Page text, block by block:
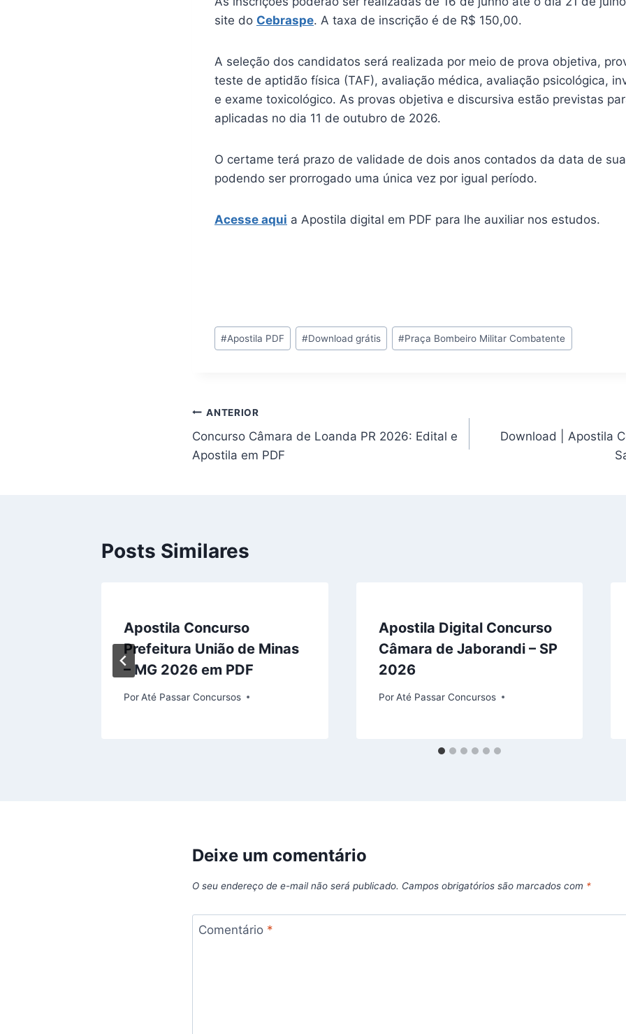
site do Cebraspe. A taxa de inscrição é de R$ 150,00.
A seleção dos candidatos será realizada por meio de prova objetiva,
teste de aptidão física (TAF), avaliação médica, avaliação psicológica,
e exame toxicológico. As provas objetiva e discursiva estão previstas
aplicadas no dia 11 de outubro de 2026.
O certame terá prazo de validade de dois anos contados da data de
podendo ser prorrogado uma única vez por igual período.
Acesse aqui a Apostila digital em PDF para lhe auxiliar nos estudos.
Tags
do
#Apostila PDF #Download grátis #Praça Bombeiro Militar Combatente
Navegação
de
ANTERIOR
Concurso Câmara de Loanda PR 2026: Edital e
Apostila em PDF
Download | Apostila
Posts Similares
Apostila Concurso
Prefeitura União de Minas
– MG 2026 em PDF
Por Até Passar Concursos
Apostila Digital Concurso
Câmara de Jaborandi – SP
2026
Por Até Passar Concursos
Deixe um comentário
O seu endereço de e-mail não será publicado. Campos obrigatórios são marcados com *
Comentário *